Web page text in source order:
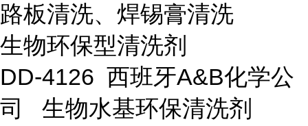
路板清洗、焊锡膏清洗
生物环保型清洗剂
DD-4126 西班牙A&B化学公
司 生物水基环保清洗剂